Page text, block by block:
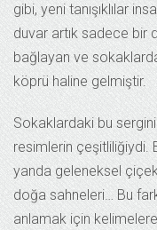
gibi, yeni tanışıklılar
duvar artık sadece bir
bağlayan ve
köprü haline gelmiştir.
Sokaklardaki bu
resimlerin çeşitliliğiydi.
yanda geleneksel
doğa sahneleri… Bu
anlamak için kelimelere